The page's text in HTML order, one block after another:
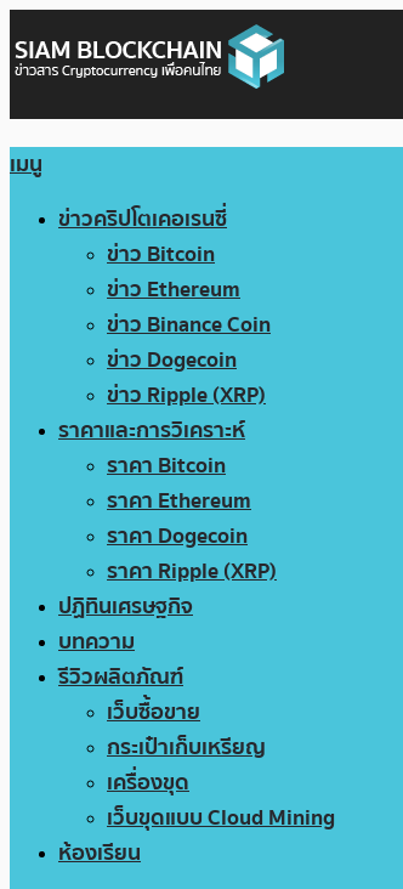
เมนู
ข่าวคริปโตเคอเรนซี่
ข่าว Bitcoin
ข่าว Ethereum
ข่าว Binance Coin
ข่าว Dogecoin
ข่าว Ripple (XRP)
ราคาและการวิเคราะห์
ราคา Bitcoin
ราคา Ethereum
ราคา Dogecoin
ราคา Ripple (XRP)
ปฏิทินเศรษฐกิจ
บทความ
รีวิวผลิตภัณฑ์
เว็บซื้อขาย
กระเป๋าเก็บเหรียญ
เครื่องขุด
เว็บขุดแบบ Cloud Mining
ห้องเรียน